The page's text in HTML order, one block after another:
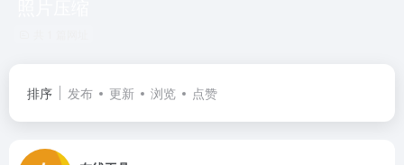
排序 发布 更新 浏览 点赞